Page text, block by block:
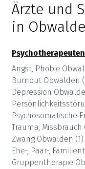
Ärzte und
in
Psychotherapeuten
Angst, Phobie
Burnout Obwalden (
Depression
Psychosomatische
Trauma, Missbrauch
Zwang Obwalden (1)
Ehe-, Paar-,
Gruppentherapie